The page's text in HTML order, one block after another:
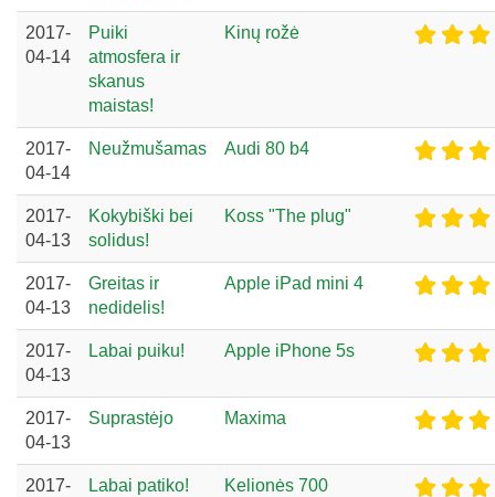
2017-
04-14
Puiki
atmosfera ir
skanus
maistas!
Kinų rožė
2017-
04-14
Neužmušamas Audi 80 b4
2017-
04-13
Kokybiški bei
solidus!
Koss "The plug"
2017-
04-13
Greitas ir
nedidelis!
Apple iPad mini 4
2017-
04-13
Labai puiku! Apple iPhone 5s
2017-
04-13
Suprastėjo Maxima
2017-
Labai patiko! Kelionės 700